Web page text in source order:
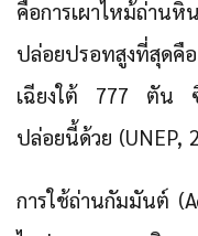
คือการเผาไหม้ถ่าน
ปล่อยปรอทสูงที่สุดคื
เฉียงใต้ 777 ตัน ซึ่
ปล่อยนี้ด้วย (UNEP,
การใช้ถ่านกัมมันต์